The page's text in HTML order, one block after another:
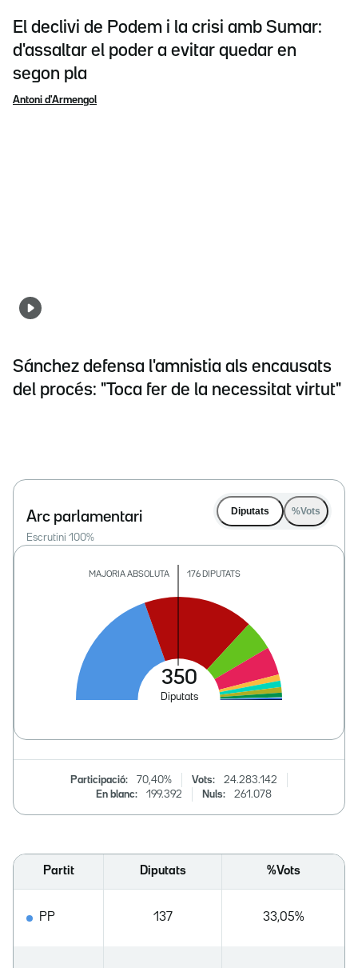
El declivi de Podem i la crisi amb Sumar:
d'assaltar el poder a evitar quedar en
segon pla
Antoni d'Armengol
Sánchez defensa l'amnistia als encausats
del procés: "Toca fer de la necessitat virtut"
Arc parlamentari
Escrutini 100%
Diputats %Vots
Participació: 70,40% Vots:
24.283.142
En blanc:
199.392 Nuls: 261.078
Partit Diputats %Vots
PP 137 33,05%